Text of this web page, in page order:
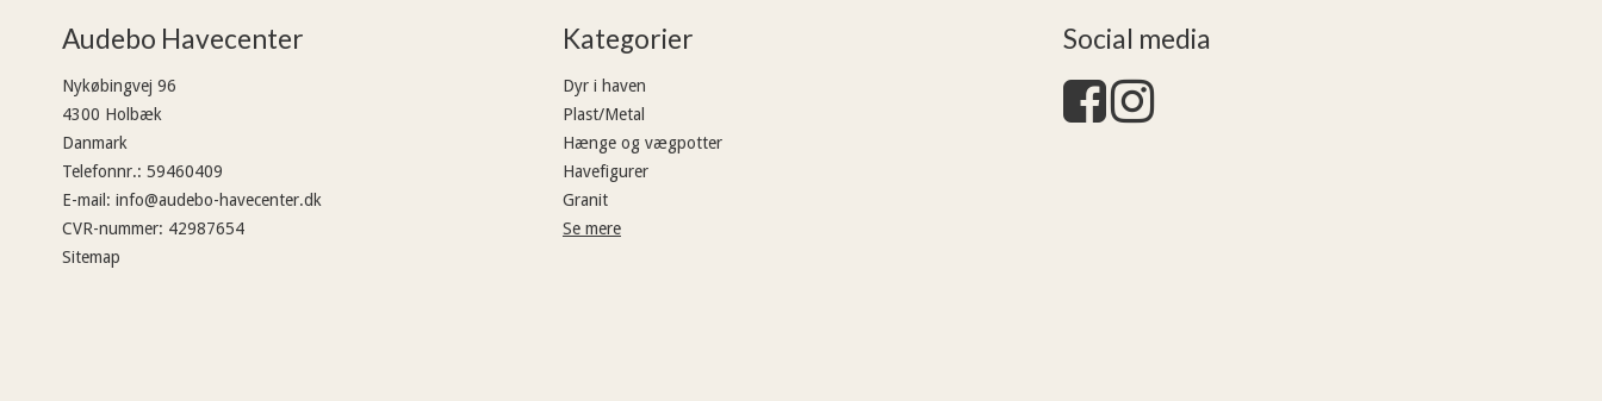
Audebo Havecenter
Nykøbingvej 96
4300 Holbæk
Danmark
Telefonnr.: 59460409
E-mail : info@audebo-havecenter.dk
CVR-nummer: 42987654
Sitemap
Kategorier
Dyr i haven
Plast/Metal
Hænge og vægpotter
Havefigurer
Granit
Se mere
Social media